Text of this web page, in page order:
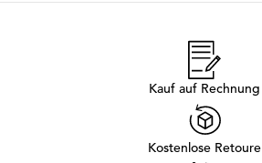
Kauf auf Rechnung
Kostenlose Retoure